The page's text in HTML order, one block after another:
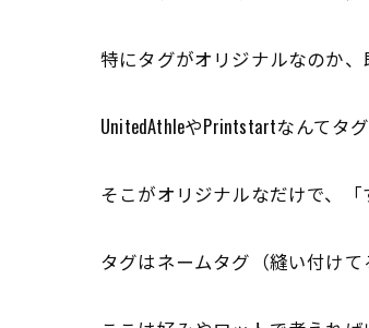
特にタグがオリジナルなのか、
UnitedAthleやPrintstartなんてタ
そこがオリジナルなだけで、「
タグはネームタグ（縫い付け